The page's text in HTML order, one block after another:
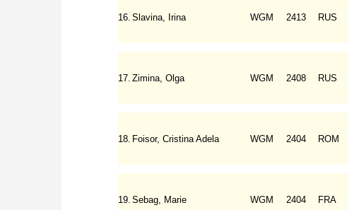
16. Slavina, Irina WGM 2413 RUS
17. Zimina, Olga WGM 2408 RUS
18. Foisor, Cristina Adela WGM 2404 ROM
19. Sebag, Marie WGM 2404 FRA